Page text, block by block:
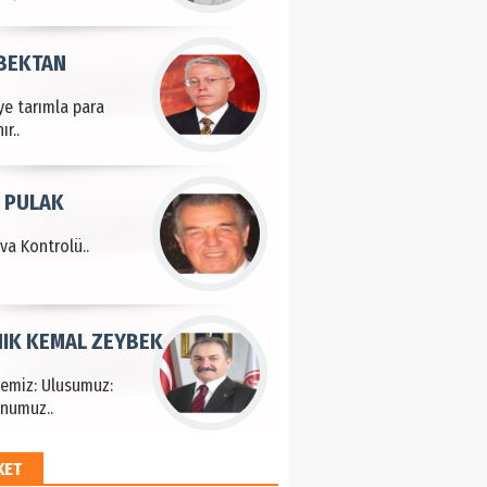
tarımla para
Kontrolü..
PULAK
Ulusumuz:
KEMAL ZEYBEK
HAYRİ PEKER